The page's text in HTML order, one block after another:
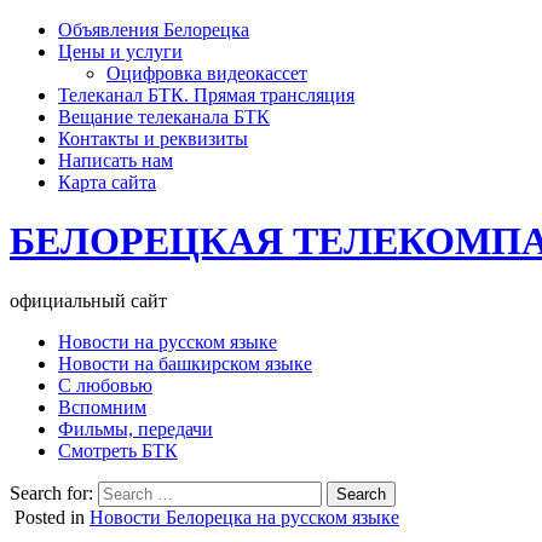
Объявления Белорецка
Цены и услуги
Оцифровка видеокассет
Телеканал БТК. Прямая трансляция
Вещание телеканала БТК
Контакты и реквизиты
Написать нам
Карта сайта
БЕЛОРЕЦКАЯ
официальный сайт
Новости на русском языке
Новости на башкирском языке
С любовью
Вспомним
Фильмы, передачи
Смотреть БТК
Search for:
Posted in Новости Белорецка на русском языке